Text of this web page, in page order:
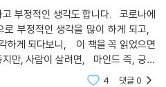
적인 생각도 합니다. 코로나에
로 부정적인 생각을 많이 하게 되고,
, 이 책을 꼭 읽었으면
살려면, 마인드 즉, 긍정
적인 사고를 해야지만 살아갈 수 있습니다. 긍정적으로 생각하세요. 자
4 댓글0